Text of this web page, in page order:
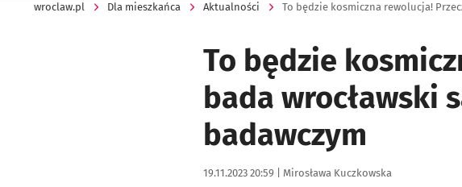
wroclaw.pl Dla mieszkańca Aktualności
To będzie
bada wrocławski
badawczym
Data publikacji:
19.11.2023 20:59 | Autor:
Mirosława Kuczkowska